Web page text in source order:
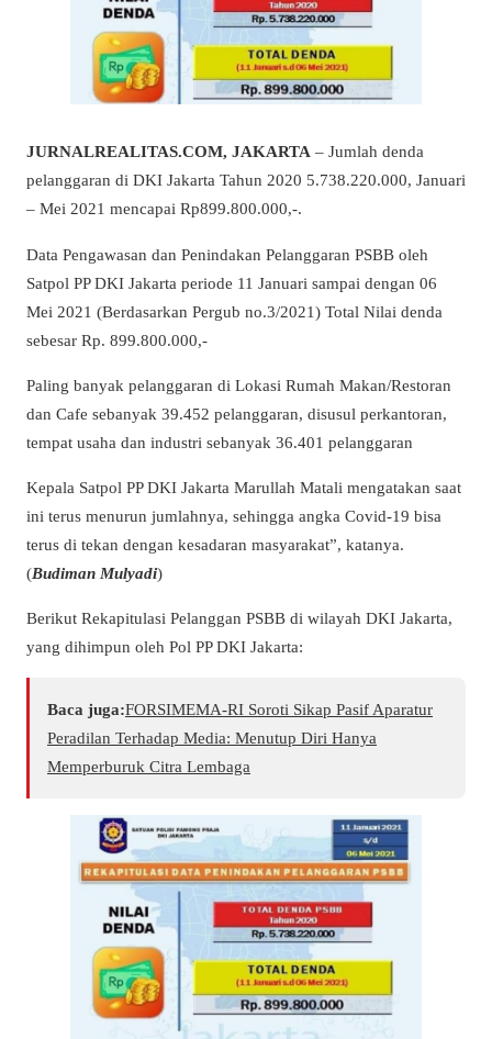
JURNALREALITAS.COM, JAKARTA – Jumlah denda
pelanggaran di DKI Jakarta Tahun 2020 5.738.220.000, Januari
– Mei 2021 mencapai Rp899.800.000,-.
Data Pengawasan dan Penindakan Pelanggaran PSBB oleh
Satpol PP DKI Jakarta periode 11 Januari sampai dengan 06
Mei 2021 (Berdasarkan Pergub no.3/2021) Total Nilai denda
sebesar Rp. 899.800.000,-
Paling banyak pelanggaran di Lokasi Rumah Makan/Restoran
dan Cafe sebanyak 39.452 pelanggaran, disusul perkantoran,
tempat usaha dan industri sebanyak 36.401 pelanggaran
Kepala Satpol PP DKI Jakarta Marullah Matali mengatakan saat
ini terus menurun jumlahnya, sehingga angka Covid-19 bisa
terus di tekan dengan kesadaran masyarakat”, katanya.
(Budiman Mulyadi)
Berikut Rekapitulasi Pelanggan PSBB di wilayah DKI Jakarta,
yang dihimpun oleh Pol PP DKI Jakarta:
Baca juga:​FORSIMEMA-RI Soroti Sikap Pasif Aparatur
Peradilan Terhadap Media: Menutup Diri Hanya
Memperburuk Citra Lembaga